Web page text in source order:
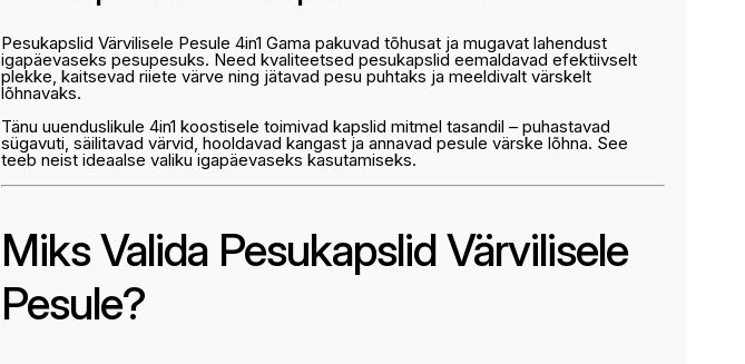
Pesukapslid Värvilisele Pesule 4in1 Gama pakuvad tõhusat ja mugavat lahendust
igapäevaseks pesupesuks. Need kvaliteetsed pesukapslid eemaldavad efektiivselt
plekke, kaitsevad riiete värve ning jätavad pesu puhtaks ja meeldivalt värskelt
lõhnavaks.
Tänu uuenduslikule 4in1 koostisele toimivad kapslid mitmel tasandil – puhastavad
sügavuti, säilitavad värvid, hooldavad kangast ja annavad pesule värske lõhna. See
teeb neist ideaalse valiku igapäevaseks kasutamiseks.
Miks Valida Pesukapslid Värvilisele
Pesule?